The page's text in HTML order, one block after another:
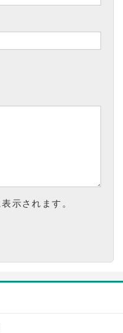
示されます。